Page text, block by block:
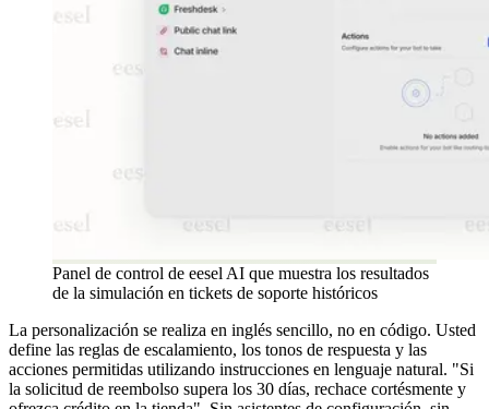
Panel de control de eesel AI que muestra los resultados
de la simulación en tickets de soporte históricos
La personalización se realiza en inglés sencillo, no en código. Usted
define las reglas de escalamiento, los tonos de respuesta y las
acciones permitidas utilizando instrucciones en lenguaje natural. "Si
la solicitud de reembolso supera los 30 días, rechace cortésmente y